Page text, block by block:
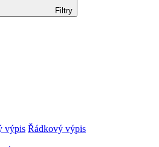
Filtry
výpis Řádkový výpis